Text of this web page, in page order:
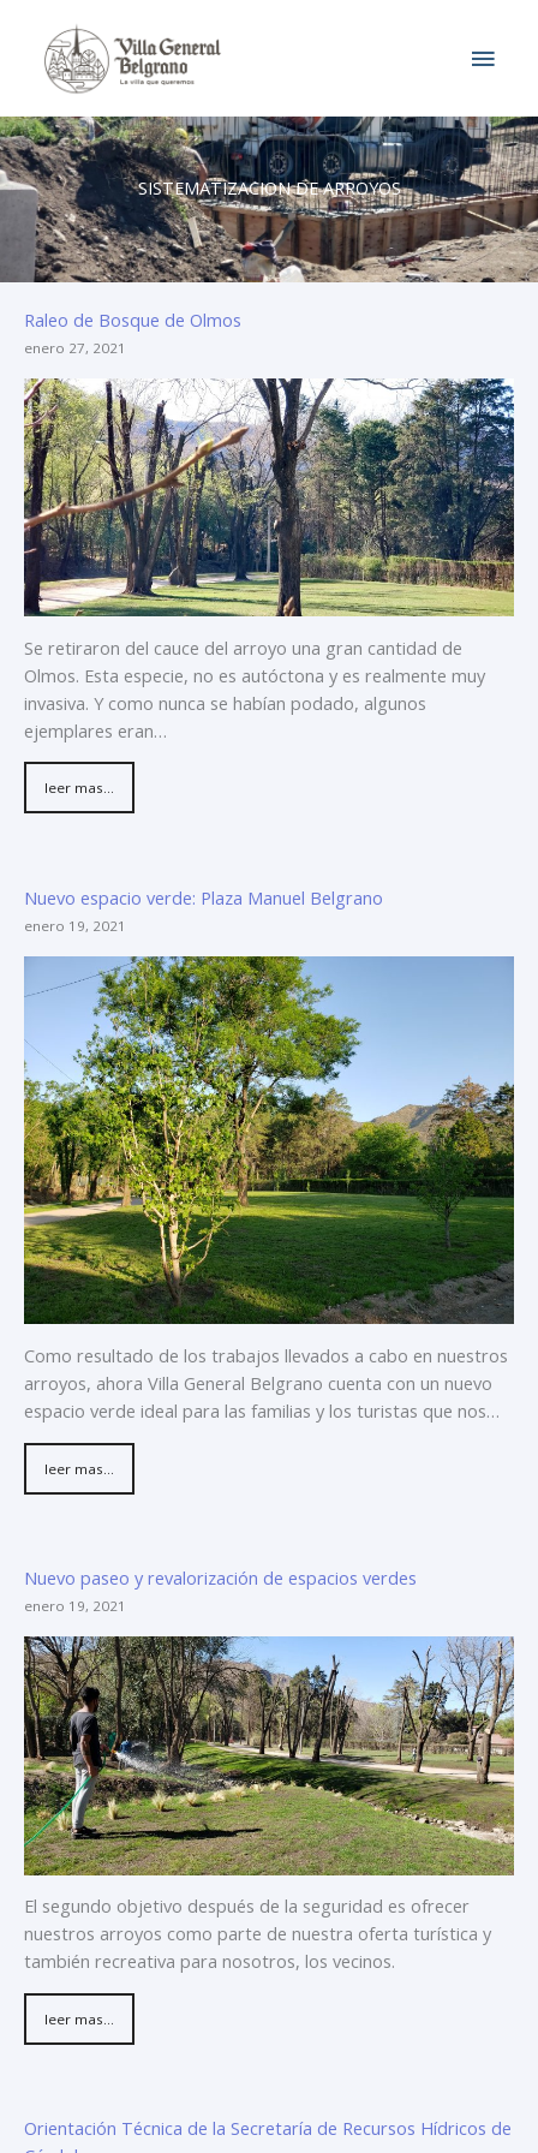
contenido
SISTEMATIZACION DE ARROYOS
Raleo de Bosque de Olmos
enero 27, 2021
Se retiraron del cauce del arroyo una gran cantidad de
Olmos. Esta especie, no es autóctona y es realmente muy
invasiva. Y como nunca se habían podado, algunos
ejemplares eran…
leer mas...
Nuevo espacio verde: Plaza Manuel Belgrano
enero 19, 2021
Como resultado de los trabajos llevados a cabo en nuestros
arroyos, ahora Villa General Belgrano cuenta con un nuevo
espacio verde ideal para las familias y los turistas que nos…
leer mas...
Nuevo paseo y revalorización de espacios verdes
enero 19, 2021
El segundo objetivo después de la seguridad es ofrecer
nuestros arroyos como parte de nuestra oferta turística y
también recreativa para nosotros, los vecinos.
leer mas...
Orientación Técnica de la Secretaría de Recursos Hídricos de